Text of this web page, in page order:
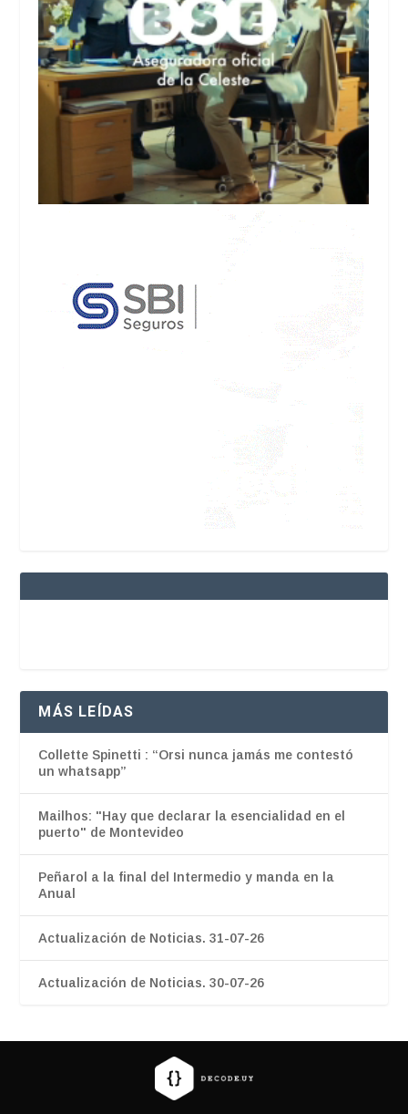
MÁS LEÍDAS
Collette Spinetti : “Orsi nunca jamás me contestó
un whatsapp”
Mailhos: "Hay que declarar la esencialidad en el
puerto" de Montevideo
Peñarol a la final del Intermedio y manda en la
Anual
Actualización de Noticias. 31-07-26
Actualización de Noticias. 30-07-26